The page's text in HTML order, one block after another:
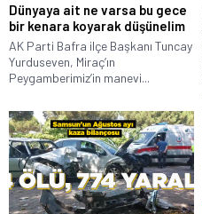
Dünyaya ait ne varsa bu gece
bir kenara koyarak düşünelim
AK Parti Bafra ilçe Başkanı Tuncay
Yurduseven, Miraç’ın
Peygamberimiz’in manevi...